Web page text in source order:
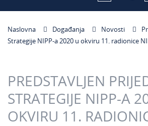
Naslovna Događanja Novosti
Strategije NIPP-a 2020 u okviru 11. radionice
​PREDSTAVLJEN
STRATEGIJE NIPP-A
OKVIRU 11.